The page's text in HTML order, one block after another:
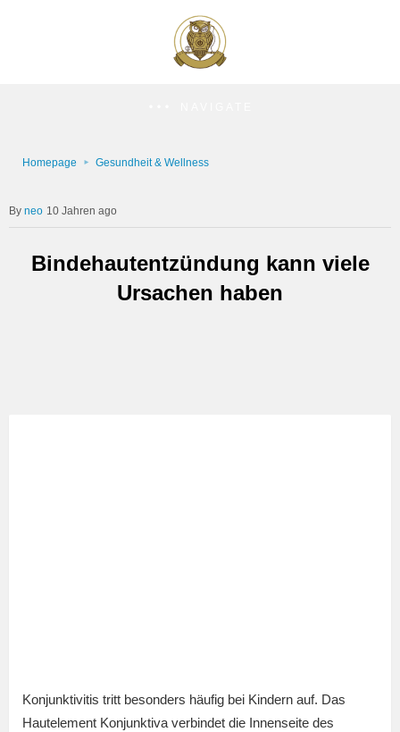
Homepage Gesundheit & Wellness
neo 10 Jahren ago
Bindehautentzündung kann viele
Ursachen haben
Konjunktivitis tritt besonders häufig bei Kindern auf. Das
Hautelement Konjunktiva verbindet die Innenseite des